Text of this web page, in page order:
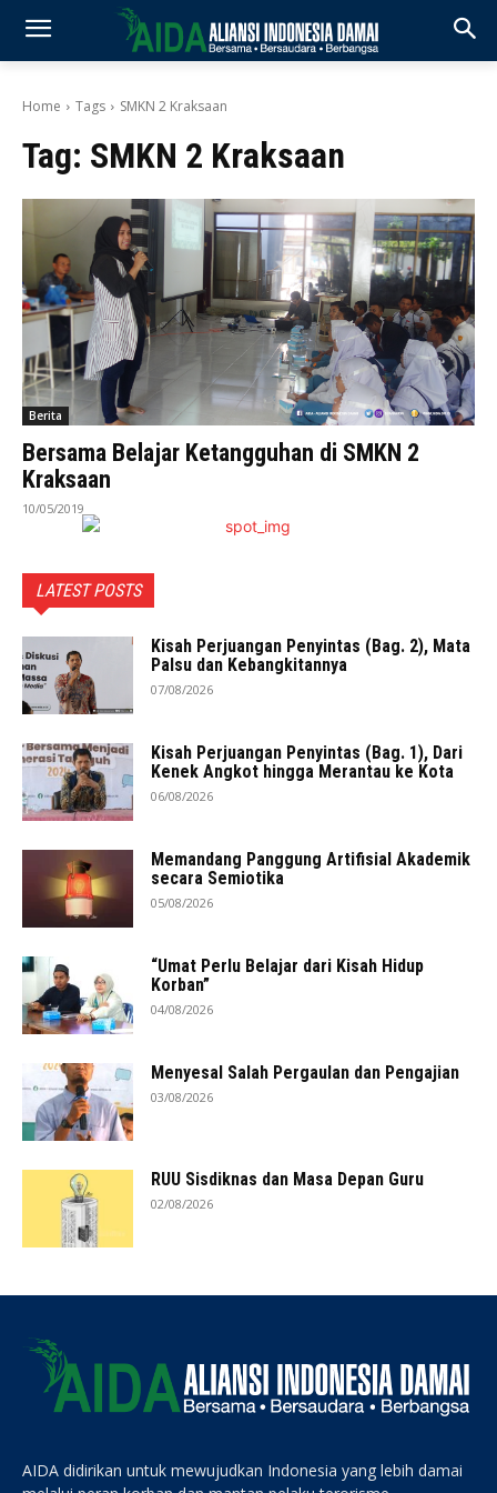
Home Tags SMKN 2 Kraksaan
Tag: SMKN 2 Kraksaan
Berita
Bersama Belajar Ketangguhan di SMKN 2
Kraksaan
10/05/2019
LATEST POSTS
Kisah Perjuangan Penyintas (Bag. 2), Mata
Palsu dan Kebangkitannya
07/08/2026
Kisah Perjuangan Penyintas (Bag. 1), Dari
Kenek Angkot hingga Merantau ke Kota
06/08/2026
Memandang Panggung Artifisial Akademik
secara Semiotika
05/08/2026
“Umat Perlu Belajar dari Kisah Hidup
Korban”
04/08/2026
Menyesal Salah Pergaulan dan Pengajian
03/08/2026
RUU Sisdiknas dan Masa Depan Guru
02/08/2026
AIDA didirikan untuk mewujudkan Indonesia yang lebih damai